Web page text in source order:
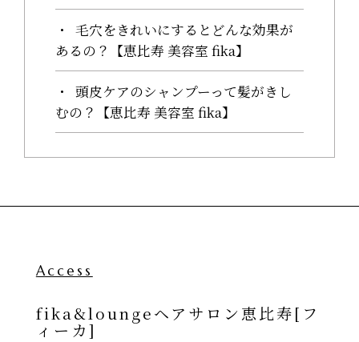
毛穴をきれいにするとどんな効果が
あるの？【恵比寿 美容室 fika】
頭皮ケアのシャンプーって髪がきし
むの？【恵比寿 美容室 fika】
Access
fika&loungeヘアサロン恵比寿[フ
ィーカ]